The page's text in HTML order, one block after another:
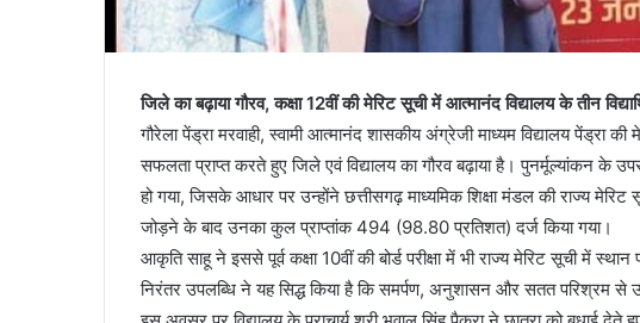
जिले का बढ़ाया गौरव, कक्षा 12वीं की मेरिट सूची में आत्मानंद विद्यालय के तीन
गौरेला पेंड्रा मरवाही, स्वामी आत्मानंद शासकीय अंग्रेजी माध्यम विद्यालय पेंड्रा
सफलता प्राप्त करते हुए जिले एवं विद्यालय का गौरव बढ़ाया है।
हो गया, जिसके आधार पर उन्होंने छत्तीसगढ़ माध्यमिक शिक्षा मंडल की राज्य मेरिट
जोड़ने के बाद उनका कुल प्राप्तांक 494 (98.80 प्रतिशत) दर्ज किया गया।
आकृति साहू ने इससे पूर्व कक्षा 10वीं की बोर्ड परीक्षा में भी राज्य मेरिट सूची में
निरंतर उपलब्धि ने यह सिद्ध किया है कि समर्पण, अनुशासन और सतत परिश्रम से